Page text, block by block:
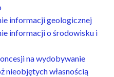
informacji geologicznej
informacji o środowisku i
na wydobywanie
nieobjętych własnością